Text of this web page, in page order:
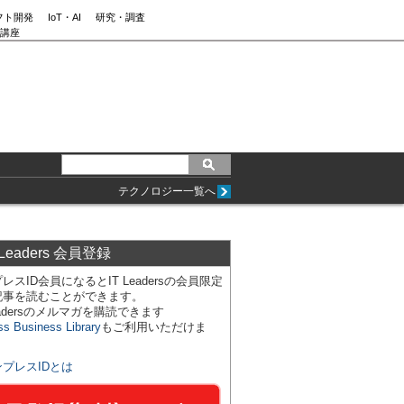
ト開発 IoT・AI
研究・調査
座
テクノロジー一覧へ
会員登録
スID会員になるとIT Leadersの会員限定
を読むことができます。
のメルマガを購読できます
Business Libraryもご利用いただけま
プレスIDとは